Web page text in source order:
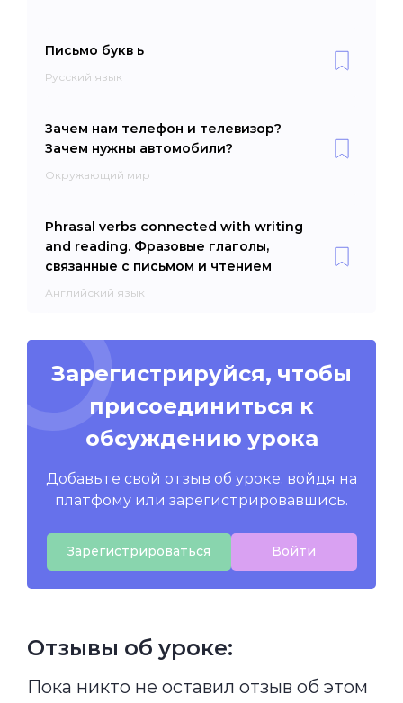
Письмо букв ь
Русский язык
Зачем нам телефон и телевизор?
Зачем нужны автомобили?
Окружающий мир
Phrasal verbs connected with writing
and reading. Фразовые глаголы,
связанные с письмом и чтением
Английский язык
Зарегистрируйся, чтобы
присоединиться к
обсуждению урока
Добавьте свой отзыв об уроке, войдя на
платфому или зарегистрировавшись.
Зарегистрироваться Войти
Отзывы об уроке:
Пока никто не оставил отзыв об этом